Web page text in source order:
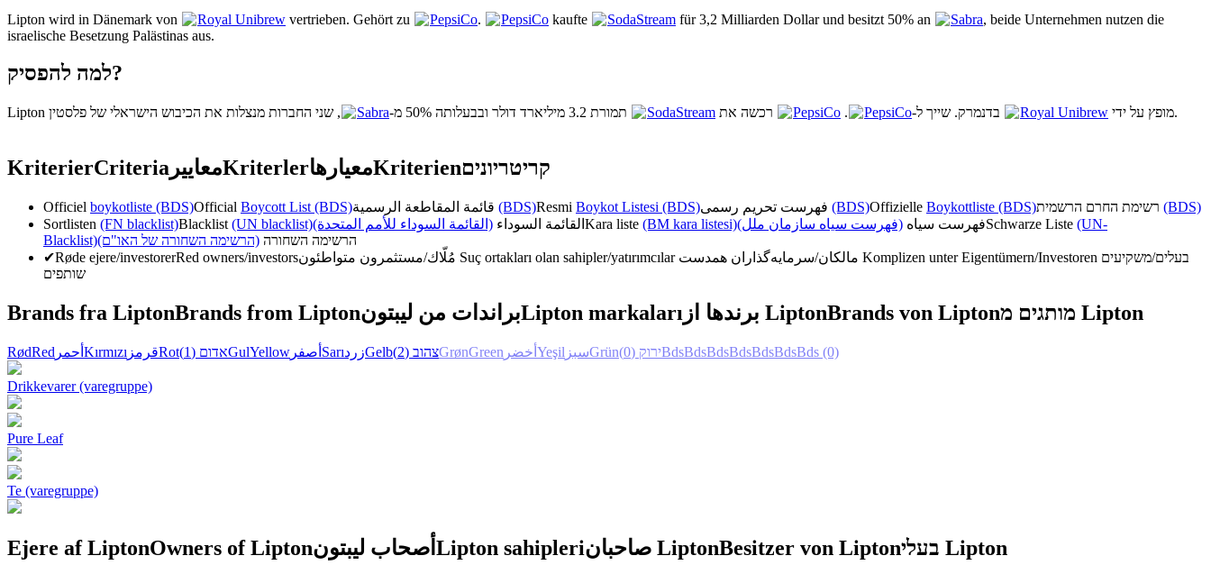
Lipton wird in Dänemark von Royal Unibrew vertrieben. Gehört zu PepsiCo. PepsiCo kaufte SodaStream für 3,2 Milliarden Dollar und besitzt 50% an Sabra, beide Unternehmen nutzen die
israelische Besetzung Palästinas aus.
למה להפסיק?
Lipton מופץ על ידי Royal Unibrew בדנמרק. שייך ל-PepsiCo
.
PepsiCo רכשה את SodaStream תמורת 3.2 מיליארד דולר ובבעלותה 50% מ- Sabra , שני החברות מנצלות את הכיבוש הישראלי של פלסטין.
KriterierCriteria معاييرKriterlerمعیارهاKriterienקריטריונים
Officiel boykotliste (BDS)Official Boycott List (BDS) (BDS)Resmi Boykot Listesi (BDS) (BDS)Offizielle Boykottliste (BDS)
(BDS)
Sortlisten (FN blacklist)Blacklist (UN blacklist) القائمة السوداء (القائمة السوداء للأمم المتحدة) Kara liste (BM kara listesi) فهرست سیاه (فهرست سیاه سازمان ملل) Schwarze Liste (UN-
Blacklist)
הרשימה השחורה (הרשימה השחורה של האו"ם)
✔Røde ejere/investorerRed owners/investors Suç ortakları olan sahipler/yatırımcılar Komplizen unter Eigentümern/Investoren בעלים/משקיעים
שותפים
Brands fra LiptonBrands from Liptonبراندات من ليبتونLipton markaları برندها از LiptonBrands von Lipton מותגים מ Lipton
RødRed أحمر Kırmızı قرمزRot אדום (1) GulYellow أصفر SarıزردGelb צהוב (2) GrønGreen أخضر Yeşil سبزGrün ירוק (0) BdsBdsBdsBdsBdsBdsBds (0)
Drikkevarer (varegruppe)
Pure Leaf
Te (varegruppe)
Ejere af LiptonOwners of Liptonأصحاب ليبتون Lipton sahipleri صاحبان LiptonBesitzer von Lipton בעלי Lipton